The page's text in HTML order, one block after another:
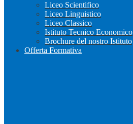
Liceo Scientifico
Liceo Linguistico
Liceo Classico
Istituto Tecnico Economico
Brochure del nostro Istituto
Offerta Formativa